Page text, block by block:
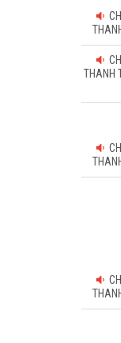
THANH